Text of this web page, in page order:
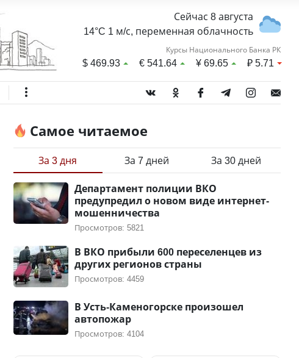
Сейчас 8 августа
14°C 1 м/с, переменная облачность
Курсы Национального Банка РК
$469.93 €541.64 ¥69.65 ₽5.71
Самое читаемое
За 3 дня За 7 дней За 30 дней
Департамент полиции ВКО
предупредил о новом виде интернет-
мошенничества
Просмотров: 5821
В ВКО прибыли 600 переселенцев из
других регионов страны
Просмотров: 4459
В Усть-Каменогорске произошел
автопожар
Просмотров: 4104